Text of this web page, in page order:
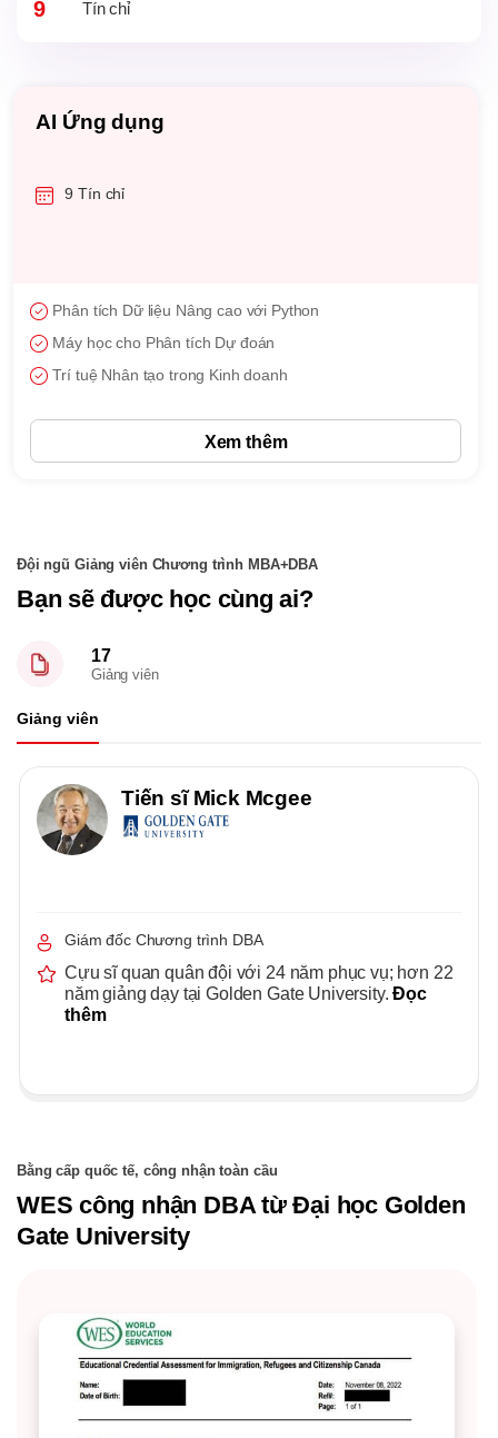
9 Tín chỉ
Tổng hợp
9 tín chỉ
Chọn 3 học phần bất kỳ từ 5 chuyên ngành trên
Xem thêm
Đội ngũ Giảng viên Chương trình MBA+DBA
Bạn sẽ được học cùng ai?
17
Giảng viên
Giảng viên
Tiến sĩ Mick Mcgee
Giám đốc Chương trình DBA
Cựu sĩ quan quân đội với 24 năm phục vụ; hơn 22
năm giảng dạy tại Golden Gate University. Đọc
thêm
Bằng cấp quốc tế, công nhận toàn cầu
WES công nhận DBA từ Đại học Golden
Gate University